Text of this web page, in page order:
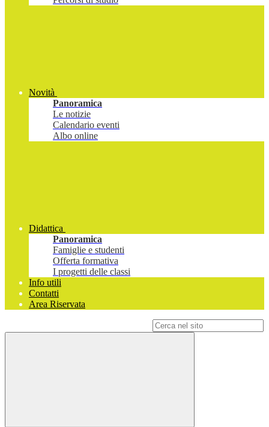
Novità
Panoramica
Le notizie
Calendario eventi
Albo online
Didattica
Panoramica
Famiglie e studenti
Offerta formativa
I progetti delle classi
Info utili
Contatti
Area Riservata